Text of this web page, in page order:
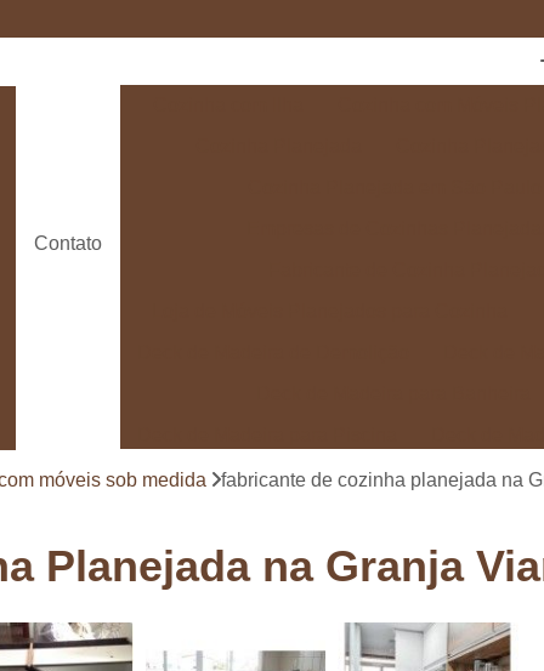
Contato
Deck de Madeira para Varanda
Deck de
Deck em Madeira Cumaru
Deck para Sacada
móveis sob medida fabricante de cozinha planejada na
Planejada na Granja